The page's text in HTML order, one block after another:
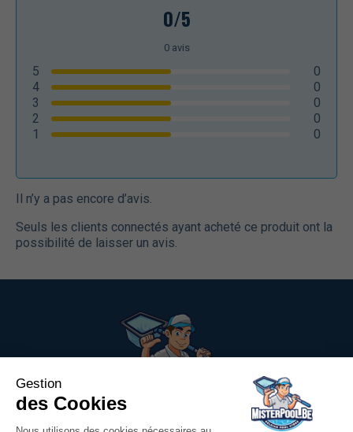
0/5
0avis
5
0
4
0
3
0
2
0
1
0
Il n’y a pas encore d’avis.
Seuls les clients connectés ayant acheté ce produit ont la
possibilité de laisser un avis.